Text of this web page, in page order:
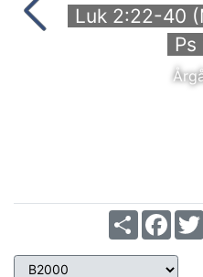
Luk 2:22-40
Ps
Share